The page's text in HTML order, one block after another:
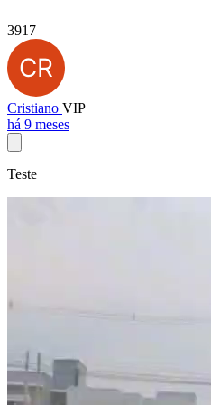
3917
Cristiano VIP
há 9 meses
Teste